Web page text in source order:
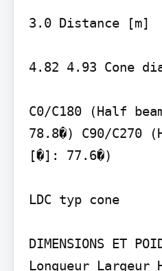
3.0 Distance [m]
4.82 4.93 Cone
C0/C180 (Half
78.8�) C90/C270
[�]: 77.6�)
LDC typ cone
DIMENSIONS ET
Longueur Largeur